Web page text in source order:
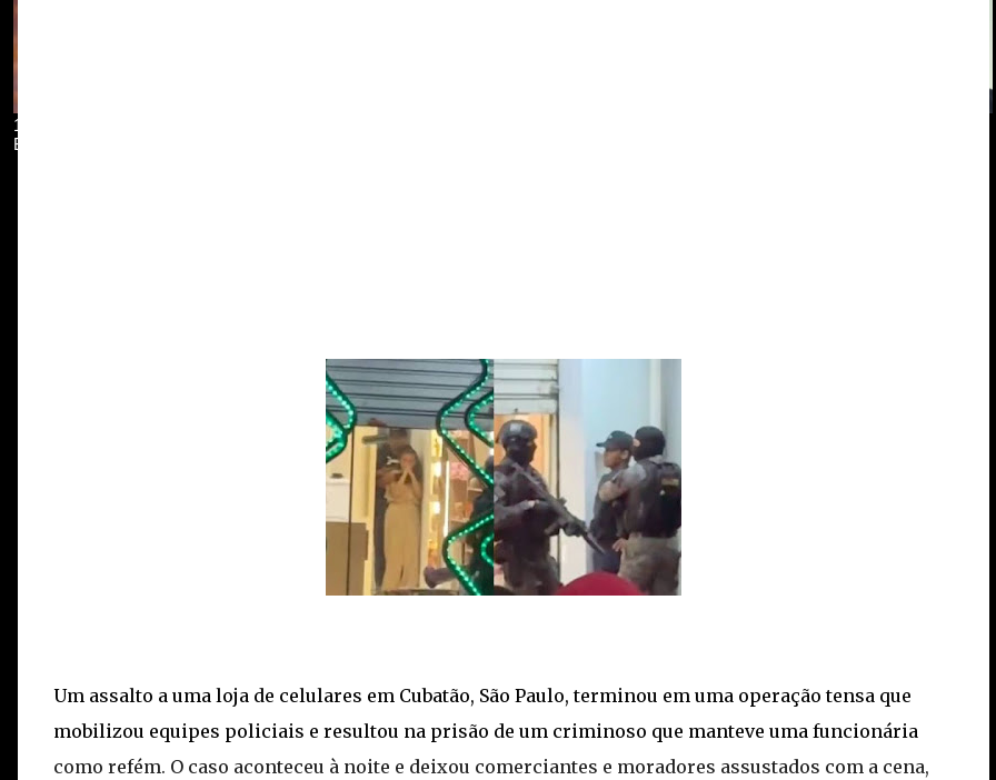
Um assalto a uma loja de celulares em Cubatão, São Paulo, terminou em uma operação tensa que
mobilizou equipes policiais e resultou na prisão de um criminoso que manteve uma funcionária
como refém. O caso aconteceu à noite e deixou comerciantes e moradores assustados com a cena,